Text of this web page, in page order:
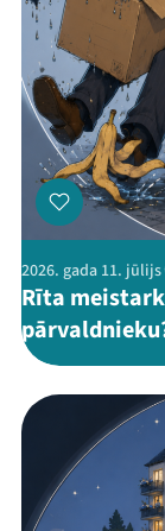
2026. gada 11. jūlijs
Rīta